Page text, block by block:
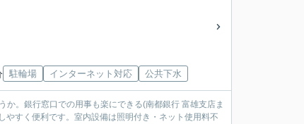
駐輪場 インターネット対応 公共下水
。銀行窓口での用事も楽にできる(南都銀行 富雄支店ま
すく便利です。室内設備は照明付き・ネット使用料不